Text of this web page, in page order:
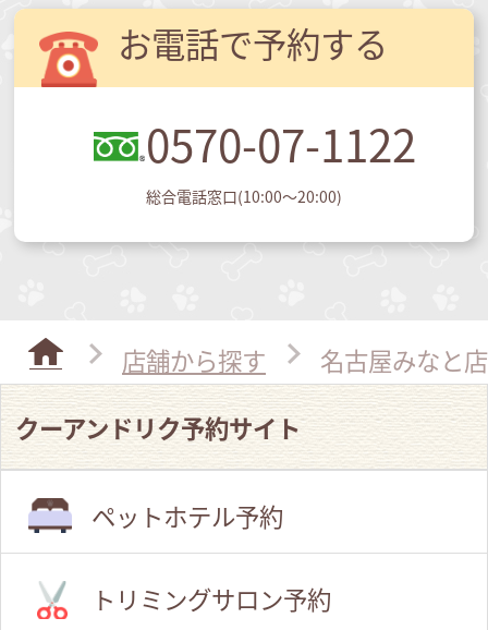
お電話で予約する
0570-07-1122
総合電話窓口(10:00～20:00)
店舗から探す
名古屋みなと店
クーアンドリク予約サイト
ペットホテル予約
トリミングサロン予約